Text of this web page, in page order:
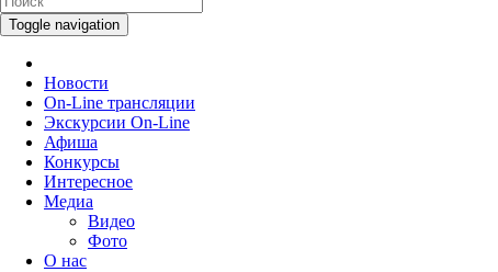
Toggle navigation
Новости
On-Line трансляции
Экскурсии On-Line
Афиша
Конкурсы
Интересное
Медиа
Видео
Фото
О нас